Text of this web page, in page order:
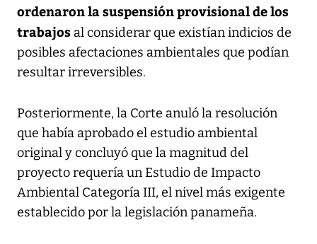
ordenaron la suspensión provisional de los
trabajos al considerar que existían indicios de
posibles afectaciones ambientales que podían
resultar irreversibles.
Posteriormente, la Corte anuló la resolución
que había aprobado el estudio ambiental
original y concluyó que la magnitud del
proyecto requería un Estudio de Impacto
Ambiental Categoría III, el nivel más exigente
establecido por la legislación panameña.